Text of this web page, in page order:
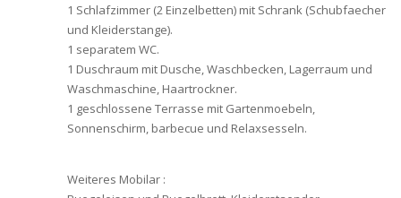
1 Schlafzimmer (2 Einzelbetten) mit Schrank (Schubfaecher
und Kleiderstange).
1 separatem WC.
1 Duschraum mit Dusche, Waschbecken, Lagerraum und
Waschmaschine, Haartrockner.
1 geschlossene Terrasse mit Gartenmoebeln,
Sonnenschirm, barbecue und Relaxsesseln.
Weiteres Mobilar :